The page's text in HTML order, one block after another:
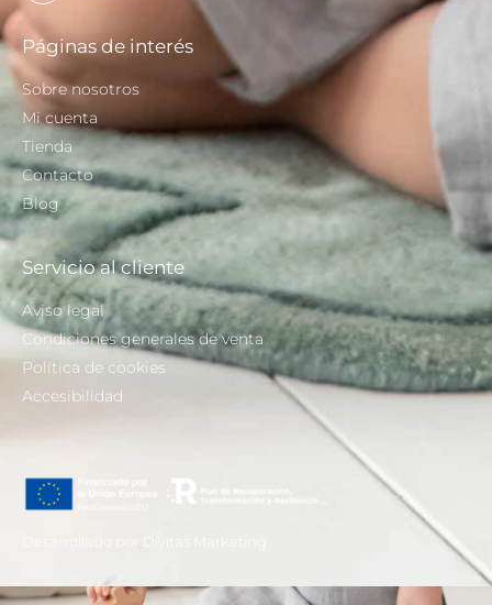
Páginas de interés
Sobre nosotros
Mi cuenta
Tienda
Contacto
Blog
Servicio al cliente
Aviso legal
Condiciones generales de venta
Política de cookies
Accesibilidad